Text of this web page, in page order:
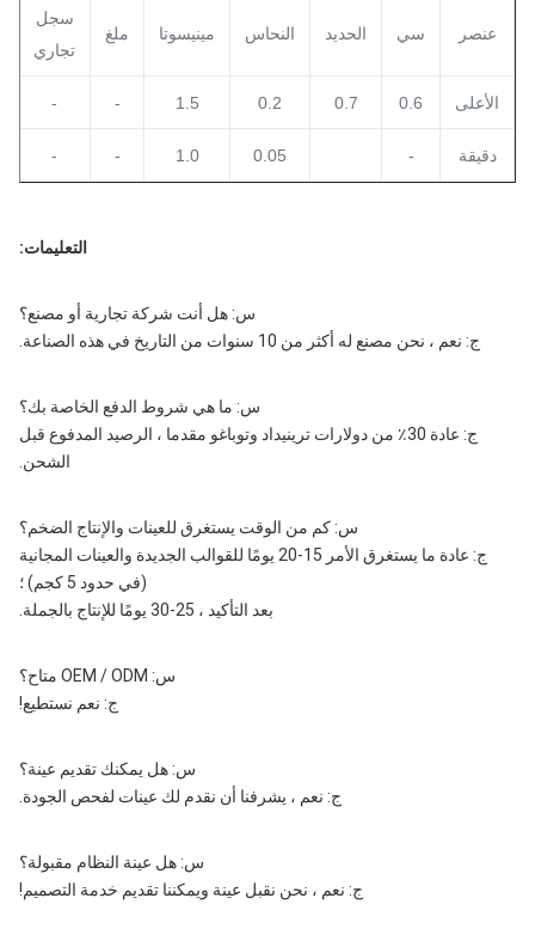
عنصر سي الحديد النحاس مينيسوتا ملغ
سجل
تجاري
الأعلى 0.6
0.7
0.2
1.5
-
-
دقيقة -
0.05
1.0
-
-
التعليمات:
س: هل أنت شركة تجارية أو مصنع؟
ج: نعم ، نحن مصنع له أكثر من 10 سنوات من التاريخ في هذه الصناعة.
س: ما هي شروط الدفع الخاصة بك؟
ج: عادة 30٪ من دولارات ترينيداد وتوباغو مقدما ، الرصيد المدفوع قبل
الشحن.
س: كم من الوقت يستغرق للعينات والإنتاج الضخم؟
ج: عادة ما يستغرق الأمر 15-20 يومًا للقوالب الجديدة والعينات المجانية
(في حدود 5 كجم) ؛
بعد التأكيد ، 25-30 يومًا للإنتاج بالجملة.
س: OEM / ODM متاح؟
ج: نعم نستطيع!
س: هل يمكنك تقديم عينة؟
ج: نعم ، يشرفنا أن نقدم لك عينات لفحص الجودة.
س: هل عينة النظام مقبولة؟
ج: نعم ، نحن نقبل عينة ويمكننا تقديم خدمة التصميم!